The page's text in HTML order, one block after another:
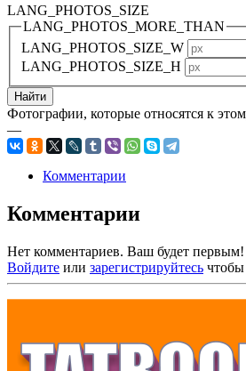
LANG_PHOTOS_SIZE
LANG_PHOTOS_MORE_THAN
LANG_PHOTOS_SIZE_W
LANG_PHOTOS_SIZE_H
Фотографии, которые относятся к
—
Комментарии
Комментарии
Нет комментариев. Ваш будет первым!
Войдите или зарегистрируйтесь чтобы